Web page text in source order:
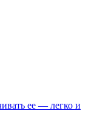
ее — легко и